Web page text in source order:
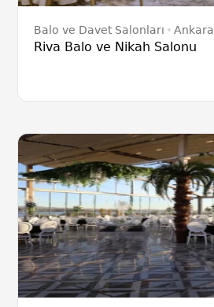
Balo ve Davet Salonları Ankara
Riva Balo ve Nikah Salonu